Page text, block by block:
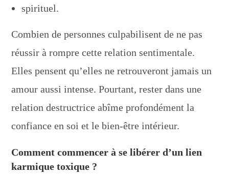
spirituel.
Combien de personnes culpabilisent de ne pas
réussir à rompre cette relation sentimentale.
Elles pensent qu’elles ne retrouveront jamais un
amour aussi intense. Pourtant, rester dans une
relation destructrice abîme profondément la
confiance en soi et le bien-être intérieur.
Comment commencer à se libérer d’un lien
karmique toxique ?